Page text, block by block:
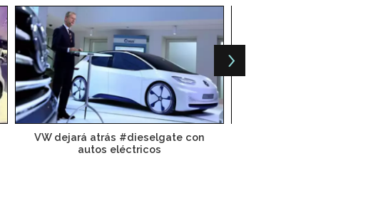
VW dejará atrás #dieselgate con
autos eléctricos